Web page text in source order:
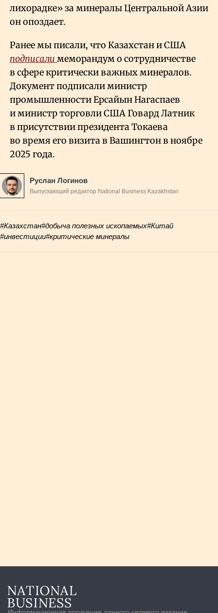
лихорадке» за минералы Центральной Азии
он опоздает.
Ранее мы писали, что Казахстан и США
подписали меморандум о сотрудничестве
в сфере критически важных минералов.
Документ подписали министр
промышленности Ерсайын Нагаспаев
и министр торговли США Говард Латник
в присутствии президента Токаева
во время его визита в Вашингтон в ноябре
2025 года.
Руслан Логинов
Выпускающий редактор National Business Kazakhstan
#Казахстан#добыча полезных ископаемых#Китай
#инвестиции#критические минералы